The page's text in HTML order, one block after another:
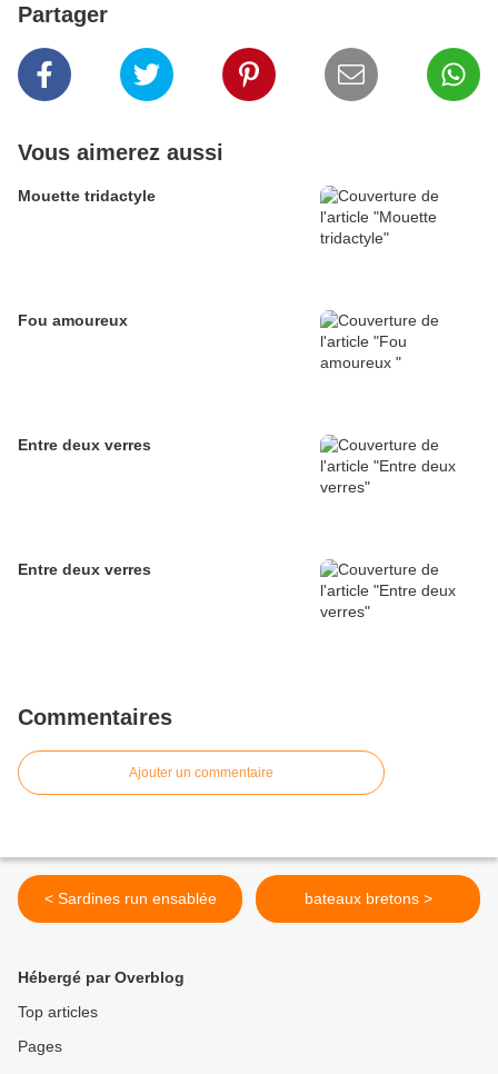
Partager
Vous aimerez aussi
Mouette tridactyle
Fou amoureux
Entre deux verres
Entre deux verres
Commentaires
Ajouter un commentaire
< Sardines run ensablée bateaux bretons >
Hébergé par Overblog
Top articles
Pages